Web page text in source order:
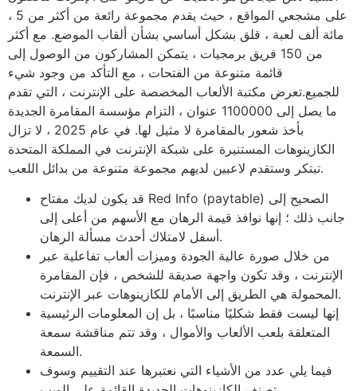
على مشجعي المواقع ، حيث يقدم مجموعة رائعة من أكثر من 5 ،
مائة ألف لعبة ، قلق بشكل أساسي بشأن ألقاب الموضع. مع أكثر
من 150 فريق برمجيات ، يتمكن المشاركون من الوصول إلى
قائمة متنوعة من الفتحات ، مع التأكد من وجود شيء
للجميع.تعرض مكتبة الألعاب المخصصة على الإنترنت ، التي تقدم
ما يصل إلى 1100000 عنوان ، التزام مؤسسة المقامرة الجديدة
بأخذ شعور بالمقامرة لا مثيل لها. في عام 2025 ، لا تزال
الكازينوهات المستنيرة على شبكة الإنترنت في المملكة المتحدة
تبتكر وستقدم لاعبين لديهم مجموعة متنوعة من بدائل اللعب.
قد يكون لديك مفتاح Red Info (paytable) الصحيح إلى
جانب ذلك ؛ إنها نوافذ قيمة الرهان مع الأسهم من أعلى إلى
أسفل لامتلاك أحدث مسألة الرهان.
من خلال صورة عالية الجودة وميزات ألعاب تفاعلية عبر
الإنترنت ، وقد تكون واجهة صديقة للشخص ، فإن المقامرة
المحمولة هي الطريق إلى الأمام للكازينوهات عبر الإنترنت.
إنها ليست فقط شكليًا مناسبًا ، بل إن المعلومات الرئيسية
المتعلقة بلعب الألعاب والأموال ، وقد تتم مناقشة سمعة
السمعة.
فيما يلي عدد من الأشياء التي نعتبرها عند التقييم وسوف